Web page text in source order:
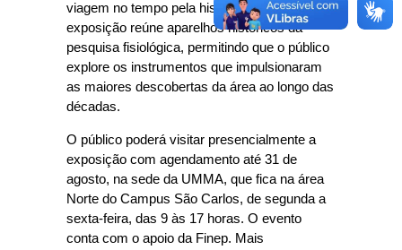
viagem no tempo pela história da ciência. A
exposição reúne aparelhos históricos da
pesquisa fisiológica, permitindo que o público
explore os instrumentos que impulsionaram
as maiores descobertas da área ao longo das
décadas.
O público poderá visitar presencialmente a
exposição com agendamento até 31 de
agosto, na sede da UMMA, que fica na área
Norte do Campus São Carlos, de segunda a
sexta-feira, das 9 às 17 horas. O evento
conta com o apoio da Finep. Mais